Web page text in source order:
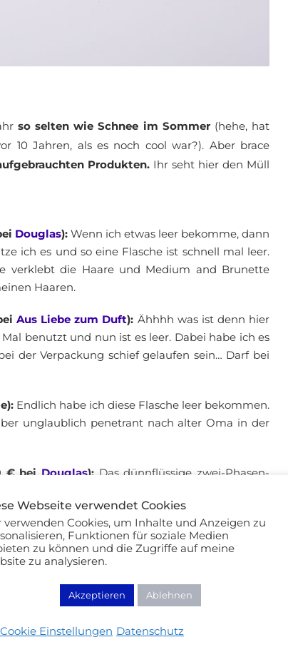
so selten wie Schnee im Sommer(hehe, hat
10 Jahren, als es noch cool war?). Aber brace
Produkten. Ihr seht hier den Müll
Douglas): Wenn ich etwas leer bekomme, dann
ich es und so eine Flasche ist schnell mal leer.
verklebt die Haare und Medium and Brunette
Haaren.
Aus Liebe zum Duft): Ähhhh was ist denn hier
benutzt und nun ist es leer. Dabei habe ich es
der Verpackung schief gelaufen sein… Darf bei
Endlich habe ich diese Flasche leer bekommen.
unglaublich penetrant nach alter Oma in der
€ bei Douglas): Das dünnflüssige zwei-Phasen-
habe jeden Morgen 1-2 Pumpstöße in die
abstehen, sondern gebündelt werden. Es ist ein
aber gut gepflegt!
):Diesen Conditioner + Shampoo hatte ich mir
Allure gekauft. Durch wundersame
geben. Auf das Volumen warte ich heute
der Apotheke |
Webseite verwendet Cookies
verwenden Cookies, um Inhalte und Anzeigen zu
Funktionen für soziale Medien
zu können und die Zugriffe auf meine
zu analysieren.
Akzeptieren Ablehnen
Cookie Einstellungen Datenschutz